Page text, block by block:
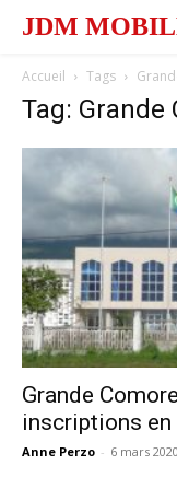
JDM
Accueil Tags
Tag: Grande
Grande
inscriptions
Anne Perzo - 6 mars 2020